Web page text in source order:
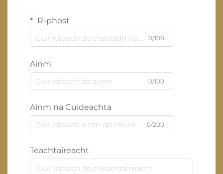
R-phost
0/100
Ainm
0/100
Ainm na Cuideachta
0/200
Teachtaireacht